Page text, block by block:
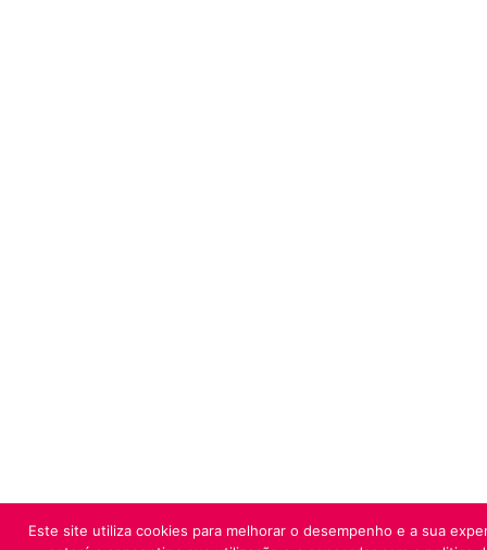
Este site utiliza cookies para melhorar o desempenho e a sua